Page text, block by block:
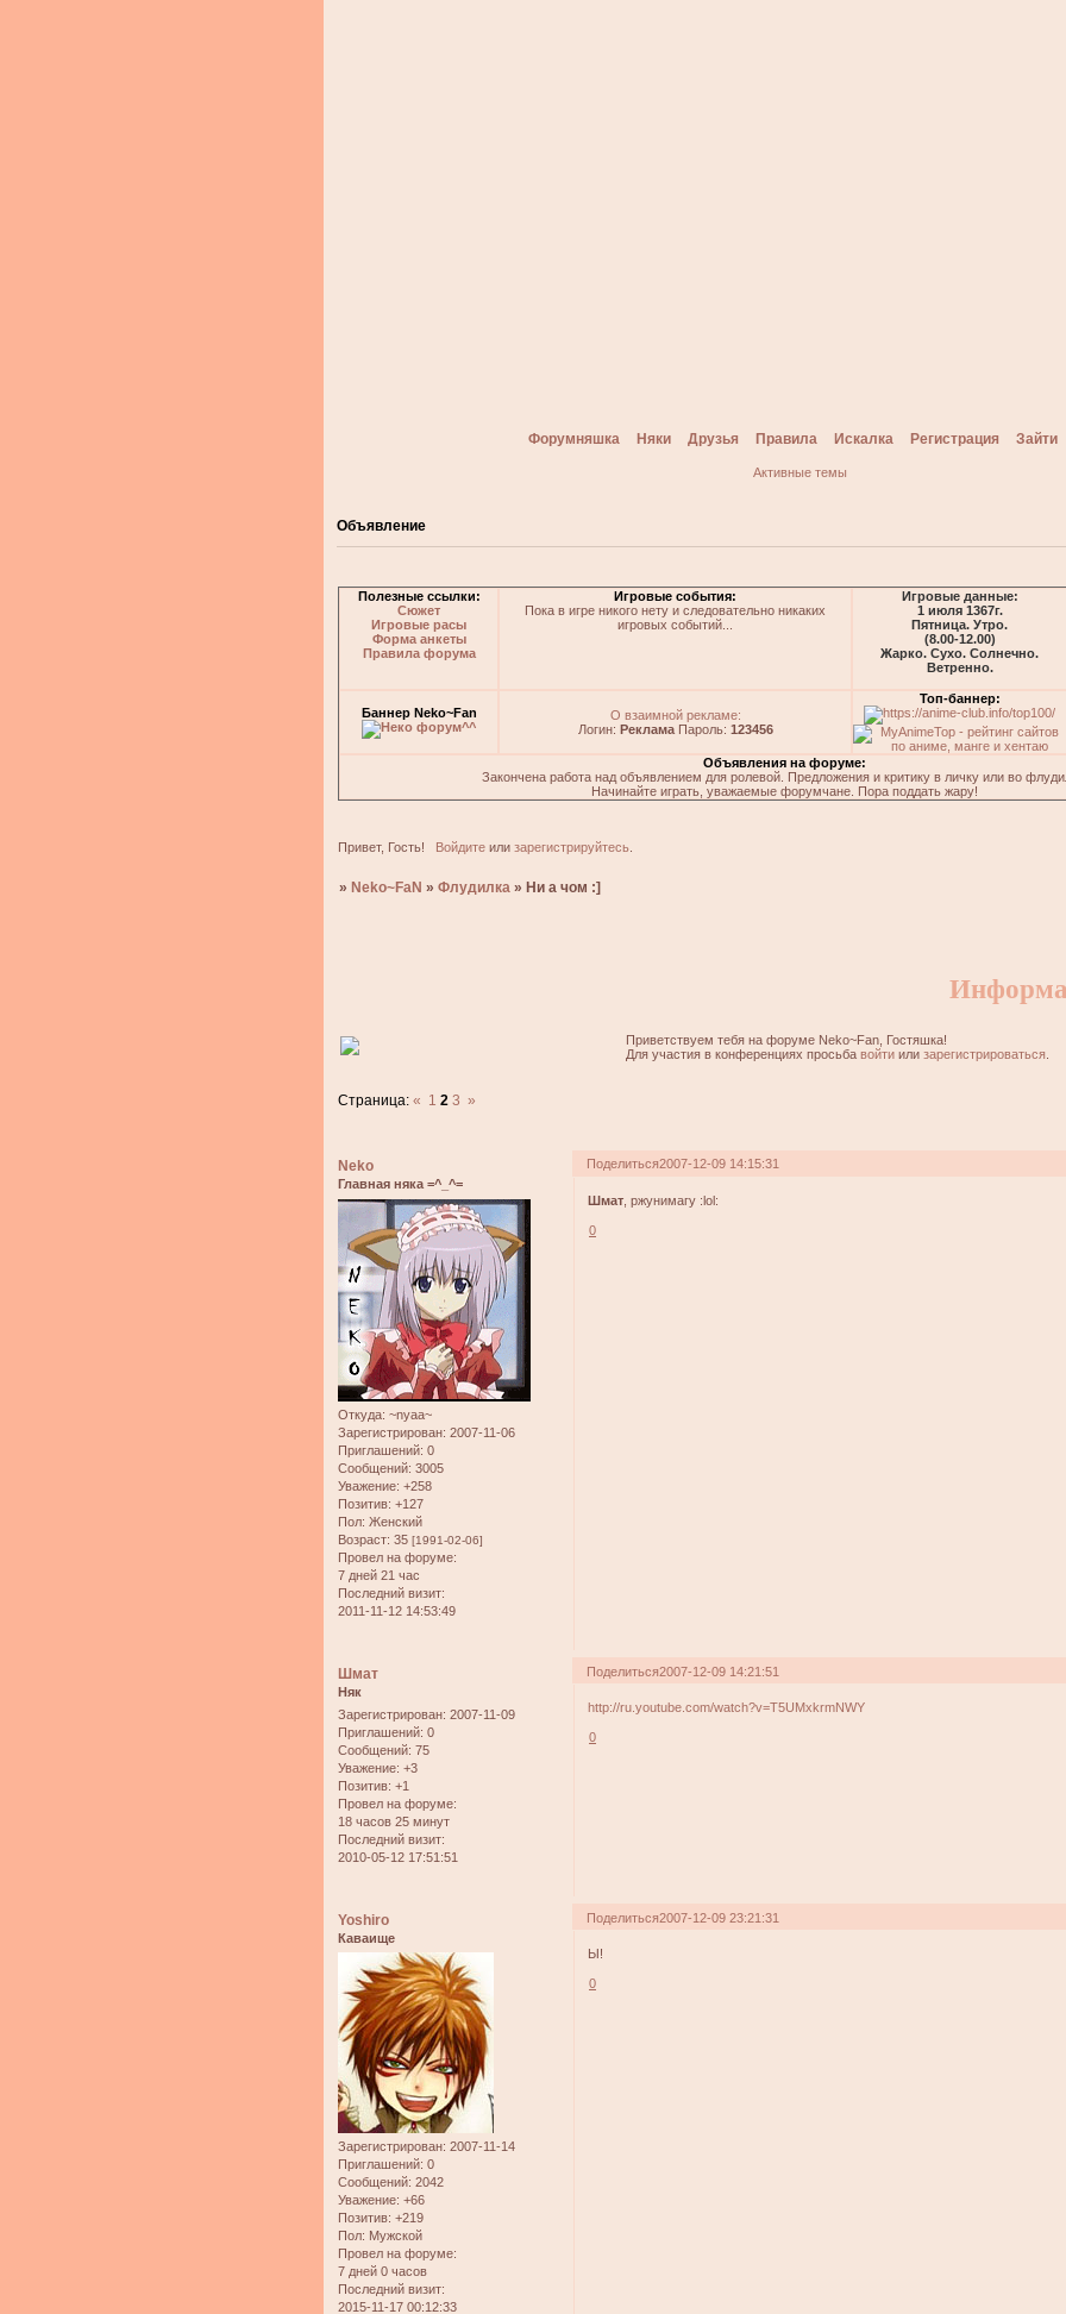
Форумняшка Няки Друзья Правила Искалка Регистрация Зайти
Активные темы
Объявление
Полезные ссылки:
Сюжет
Игровые расы
Форма анкеты
Правила форума
Игровые события:
Пока в игре никого нету и следовательно никаких
игровых событий...
Игровые данные:
1 июля 1367г.
Пятница. Утро.
(8.00-12.00)
Жарко. Сухо. Солнечно.
Ветренно.
Баннер Neko~Fan
О взаимной рекламе:
Логин: РекламаПароль: 123456
Топ-баннер:
Объявления на форуме:
Закончена работа над объявлением для ролевой. Предложения и критику в личку или во
Начинайте играть, уважаемые форумчане. Пора поддать жару!
Привет, Гость! Войдитеили зарегистрируйтесь.
» Neko~FaN »Флудилка » Ни а чом :]
Приветствуем тебя на форуме Neko~Fan, Гостяшка!
Для участия в конференциях просьба войти или зарегистрироваться
Страница:« 1 2 3 »
Поделиться2007-12-09 14:15:31
Neko
Главная няка =^_^=
Откуда: ~nyaa~
Зарегистрирован: 2007-11-06
Приглашений: 0
Сообщений: 3005
Уважение: +258
Позитив: +127
Пол: Женский
Возраст: 35 [1991-02-06]
Провел на форуме:
7 дней 21 час
Последний визит:
2011-11-12 14:53:49
Шмат , ржунимагу :lol:
0
Поделиться2007-12-09 14:21:51
Шмат
Няк
Зарегистрирован: 2007-11-09
Приглашений: 0
Сообщений: 75
Уважение: +3
Позитив: +1
Провел на форуме:
18 часов 25 минут
Последний визит:
2010-05-12 17:51:51
http://ru.youtube.com/watch?v=T5UMxkrmNWY
0
Поделиться2007-12-09 23:21:31
Yoshiro
Каваище
Зарегистрирован: 2007-11-14
Приглашений: 0
Сообщений: 2042
Уважение: +66
Позитив: +219
Пол: Мужской
Провел на форуме:
7 дней 0 часов
Последний визит:
2015-11-17 00:12:33
Ы!
0